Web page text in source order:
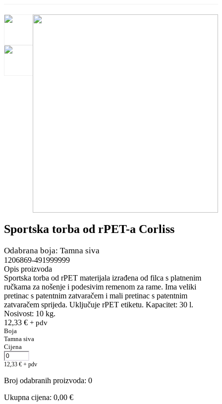
Sportska torba od rPET-a Corliss
Odabrana boja: Tamna siva
1206869-491999999
Opis proizvoda
Sportska torba od rPET materijala izrađena od filca s platnenim
ručkama za nošenje i podesivim remenom za rame. Ima veliki
pretinac s patentnim zatvaračem i mali pretinac s patentnim
zatvaračem sprijeda. Uključuje rPET etiketu. Kapacitet: 30 l.
Nosivost: 10 kg.
12,33 € + pdv
Boja
Tamna siva
Cijena
12,33 € + pdv
Broj odabranih proizvoda: 0
Ukupna cijena: 0,00 €